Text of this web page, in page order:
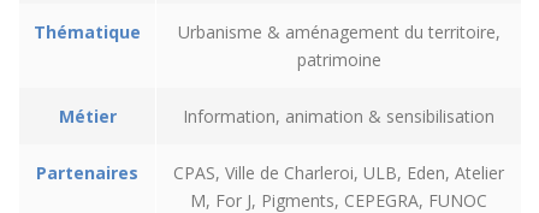
Thématique
Urbanisme & aménagement du territoire,
patrimoine
Métier Information, animation & sensibilisation
Partenaires
CPAS, Ville de Charleroi, ULB, Eden, Atelier
M, For J, Pigments, CEPEGRA, FUNOC